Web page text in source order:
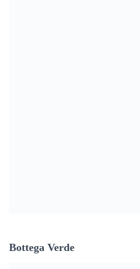
Bottega Verde